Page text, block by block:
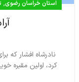
استان خراسان رضوی,
نادرشاه افشار كه